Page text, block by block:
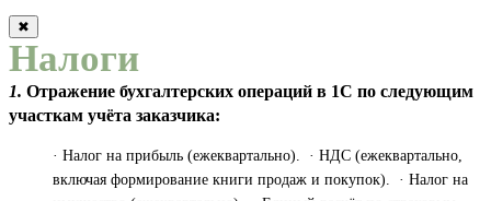
✖
Налоги
1. Отражение бухгалтерских операций в 1С по следующим
участкам учёта заказчика:
· Налог на прибыль (ежеквартально). · НДС (ежеквартально,
включая формирование книги продаж и покупок). · Налог на